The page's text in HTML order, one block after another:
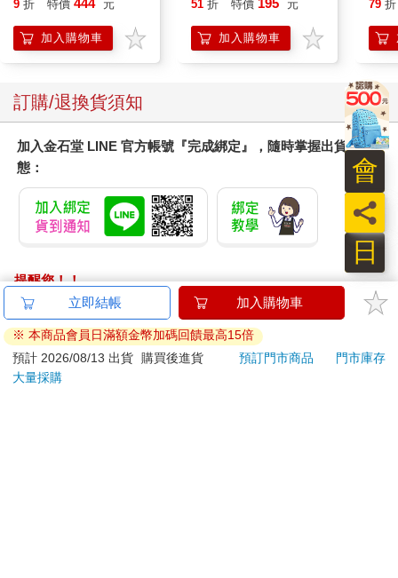
Mario Galaxy Movie
Storybook
9 折 特價 444 元
加入購物車
兔兔 Chiikawa
51 折 特價 195 元
加入購物車
79 折
訂購/退換貨須知
加入金石堂 LINE 官方帳號『完成綁定』，隨時掌握出貨動
態：
提醒您！！
金石堂及銀行均不會請您操作ATM! 如接獲電話要求您前往
ATM提款機，請不要聽從指示，以免受騙上當！
退換貨須知：
**提醒您，鑑賞期不等於試用期，退回商品須為全新狀態**
立即結帳 加入購物車
※ 本商品會員日滿額金幣加碼回饋最高15倍
預計 2026/08/13 出貨
購買後進貨 預訂門市商品
門市庫存
大量採購
日
員
會